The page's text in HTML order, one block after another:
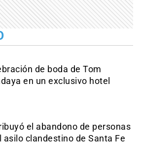
de boda de Tom
en un exclusivo hotel
el abandono de personas
asilo clandestino de Santa Fe